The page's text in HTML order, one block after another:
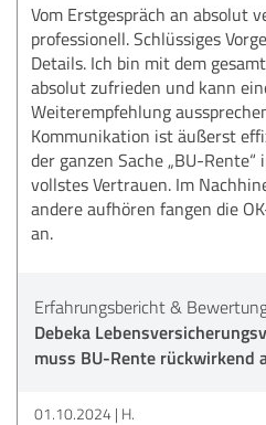
Vom Erstgespräch an absolut
professionell. Schlüssiges
Details. Ich bin mit dem
absolut zufrieden und kann
Weiterempfehlung
Kommunikation ist äußerst
der ganzen Sache „BU-
vollstes Vertrauen. Im
andere aufhören fangen die
an.
Erfahrungsbericht &
Debeka
muss BU-Rente rückwirkend
01.10.2024 H.